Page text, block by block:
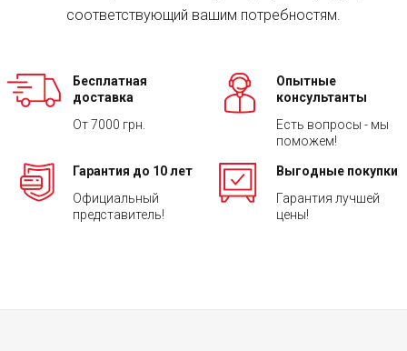
соответствующий вашим потребностям.
Бесплатная
доставка
От 7000 грн.
Опытные
консультанты
Есть вопросы - мы
поможем!
Гарантия до 10 лет
Официальный
представитель!
Выгодные покупки
Гарантия лучшей
цены!